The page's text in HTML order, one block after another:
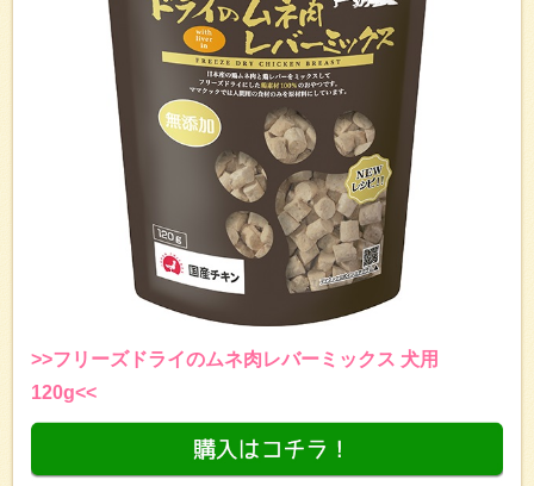
>>フリーズドライのムネ肉レバーミックス 犬用
120g<<